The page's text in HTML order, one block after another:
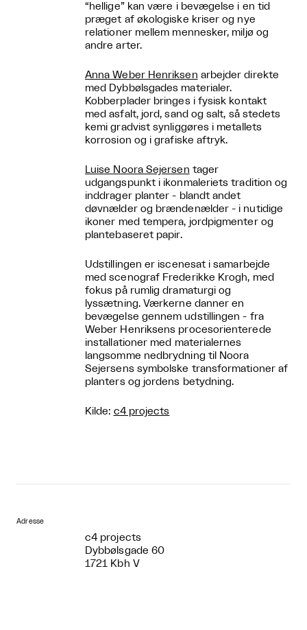
“hellige” kan være i bevægelse i en tid
præget af økologiske kriser og nye
relationer mellem mennesker, miljø og
andre arter.
Anna Weber Henriksen arbejder direkte
med Dybbølsgades materialer.
Kobberplader bringes i fysisk kontakt
med asfalt, jord, sand og salt, så stedets
kemi gradvist synliggøres i metallets
korrosion og i grafiske aftryk.
Luise Noora Sejersen tager
udgangspunkt i ikonmaleriets tradition og
inddrager planter - blandt andet
døvnælder og brændenælder - i nutidige
ikoner med tempera, jordpigmenter og
plantebaseret papir.
Udstillingen er iscenesat i samarbejde
med scenograf Frederikke Krogh, med
fokus på rumlig dramaturgi og
lyssætning. Værkerne danner en
bevægelse gennem udstillingen - fra
Weber Henriksens procesorienterede
installationer med materialernes
langsomme nedbrydning til Noora
Sejersens symbolske transformationer af
planters og jordens betydning.
Kilde: c4 projects
Adresse
c4 projects
Dybbølsgade 60
1721 Kbh V